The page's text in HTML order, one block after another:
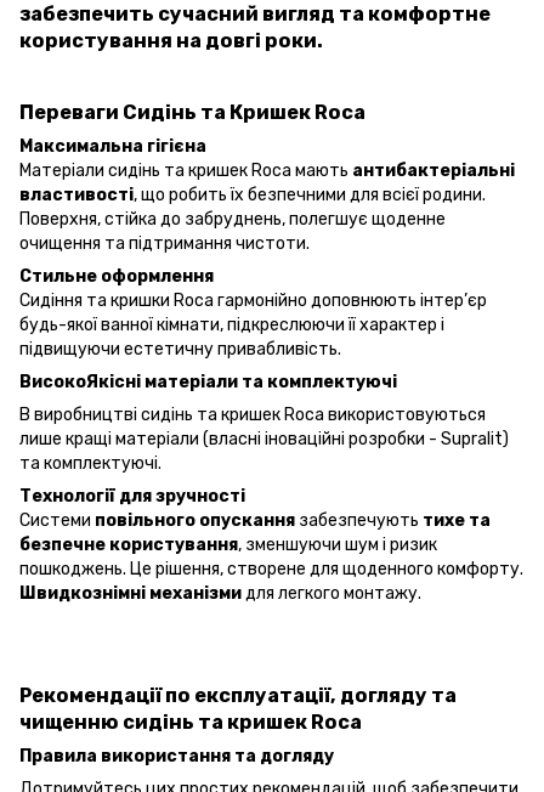
забезпечить сучасний вигляд та комфортне
користування на довгі роки.
Переваги Сидінь та Кришек Roca
Максимальна гігієна
Матеріали сидінь та кришек Roca мають антибактеріальні
властивості, що робить їх безпечними для всієї родини.
Поверхня, стійка до забруднень, полегшує щоденне
очищення та підтримання чистоти.
Стильне оформлення
Cидіння та кришки Roca гармонійно доповнюють інтер’єр
будь-якої ванної кімнати, підкреслюючи її характер і
підвищуючи естетичну привабливість.
ВисокоЯкісні матеріали та комплектуючі
В виробництві сидінь та кришек Roca використовуються
лише кращі матеріали (власні іноваційні розробки - Supralit)
та комплектуючі.
Технології для зручності
Системи повільного опускання забезпечують тихе та
безпечне користування, зменшуючи шум і ризик
пошкоджень. Це рішення, створене для щоденного комфорту.
Швидкознімні механізмидля легкого монтажу.
Рекомендації по експлуатації, догляду та
чищенню сидінь та кришек Roca
Правила використання та догляду